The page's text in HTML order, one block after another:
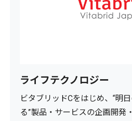
ライフテクノロジー
ビタブリッドCをはじめ、“明
る”製品・サービスの企画開発